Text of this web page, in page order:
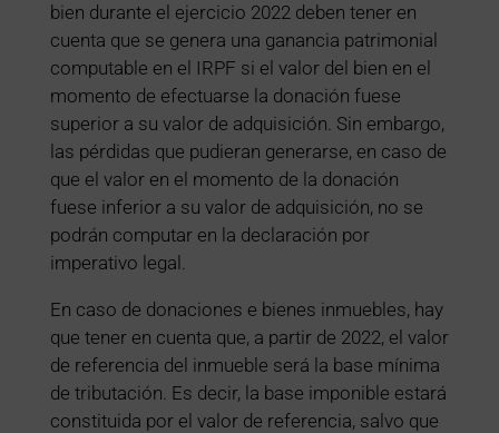
bien durante el ejercicio 2022 deben tener en
cuenta que se genera una ganancia patrimonial
computable en el IRPF si el valor del bien en el
momento de efectuarse la donación fuese
superior a su valor de adquisición. Sin embargo,
las pérdidas que pudieran generarse, en caso de
que el valor en el momento de la donación
fuese inferior a su valor de adquisición, no se
podrán computar en la declaración por
imperativo legal.
En caso de donaciones e bienes inmuebles, hay
que tener en cuenta que, a partir de 2022, el valor
de referencia del inmueble será la base mínima
de tributación. Es decir, la base imponible estará
constituida por el valor de referencia, salvo que